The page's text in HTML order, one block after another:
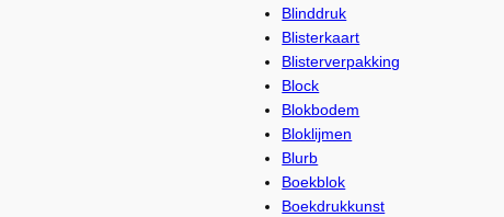
Blinddruk
Blisterkaart
Blisterverpakking
Block
Blokbodem
Bloklijmen
Blurb
Boekblok
Boekdrukkunst